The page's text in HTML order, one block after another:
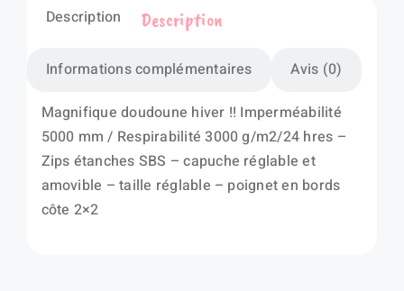
Description
Informations complémentaires Avis (0)
Description
Magnifique doudoune hiver !! Imperméabilité
5000 mm / Respirabilité 3000 g/m2/24 hres –
Zips étanches SBS – capuche réglable et
amovible – taille réglable – poignet en bords
côte 2×2